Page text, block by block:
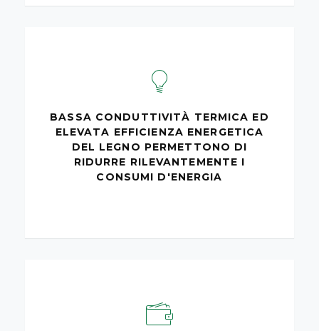
BASSA CONDUTTIVITÀ TERMICA ED
ELEVATA EFFICIENZA ENERGETICA
DEL LEGNO PERMETTONO DI
RIDURRE RILEVANTEMENTE I
CONSUMI D'ENERGIA